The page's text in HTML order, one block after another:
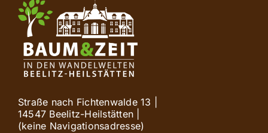
Straße nach Fichtenwalde 13 |
14547 Beelitz-Heilstätten |
(keine Navigationsadresse)